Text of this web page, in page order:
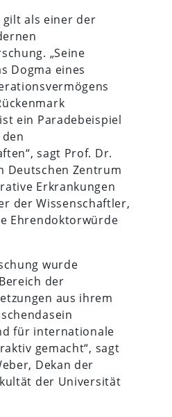
gilt als einer der
„Seine
Dogma eines
ein Paradebeispiel
sagt Prof. Dr.
Deutschen Zentrum
Erkrankungen
der Wissenschaftler,
Ehrendoktorwürde
wurde
der
aus ihrem
für internationale
gemacht“, sagt
Dekan der
der Universität